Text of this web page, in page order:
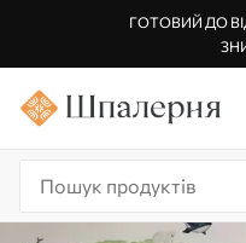
ГОТОВИЙ ДО